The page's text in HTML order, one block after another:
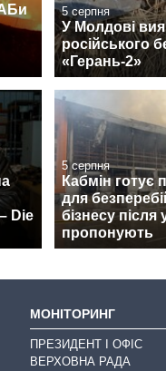
5 серпня
У Молдові
російського
«Герань-2»
Die
5 серпня
Кабмін готує
для
бізнесу
пропонують
МОНІТОРИНГ
ПРЕЗИДЕНТ І ОФІС
ВЕРХОВНА РАДА